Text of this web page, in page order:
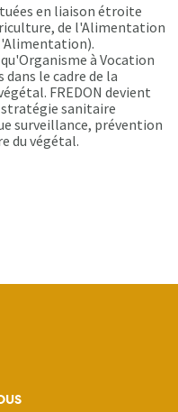
en liaison étroite
de l'Alimentation
à Vocation
le cadre de la
FREDON devient
sanitaire
surveillance, prévention
du végétal.